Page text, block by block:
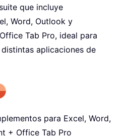
que incluye
Word, Outlook y
Tab Pro, ideal para
aplicaciones de
para Excel, Word,
+ Office Tab Pro